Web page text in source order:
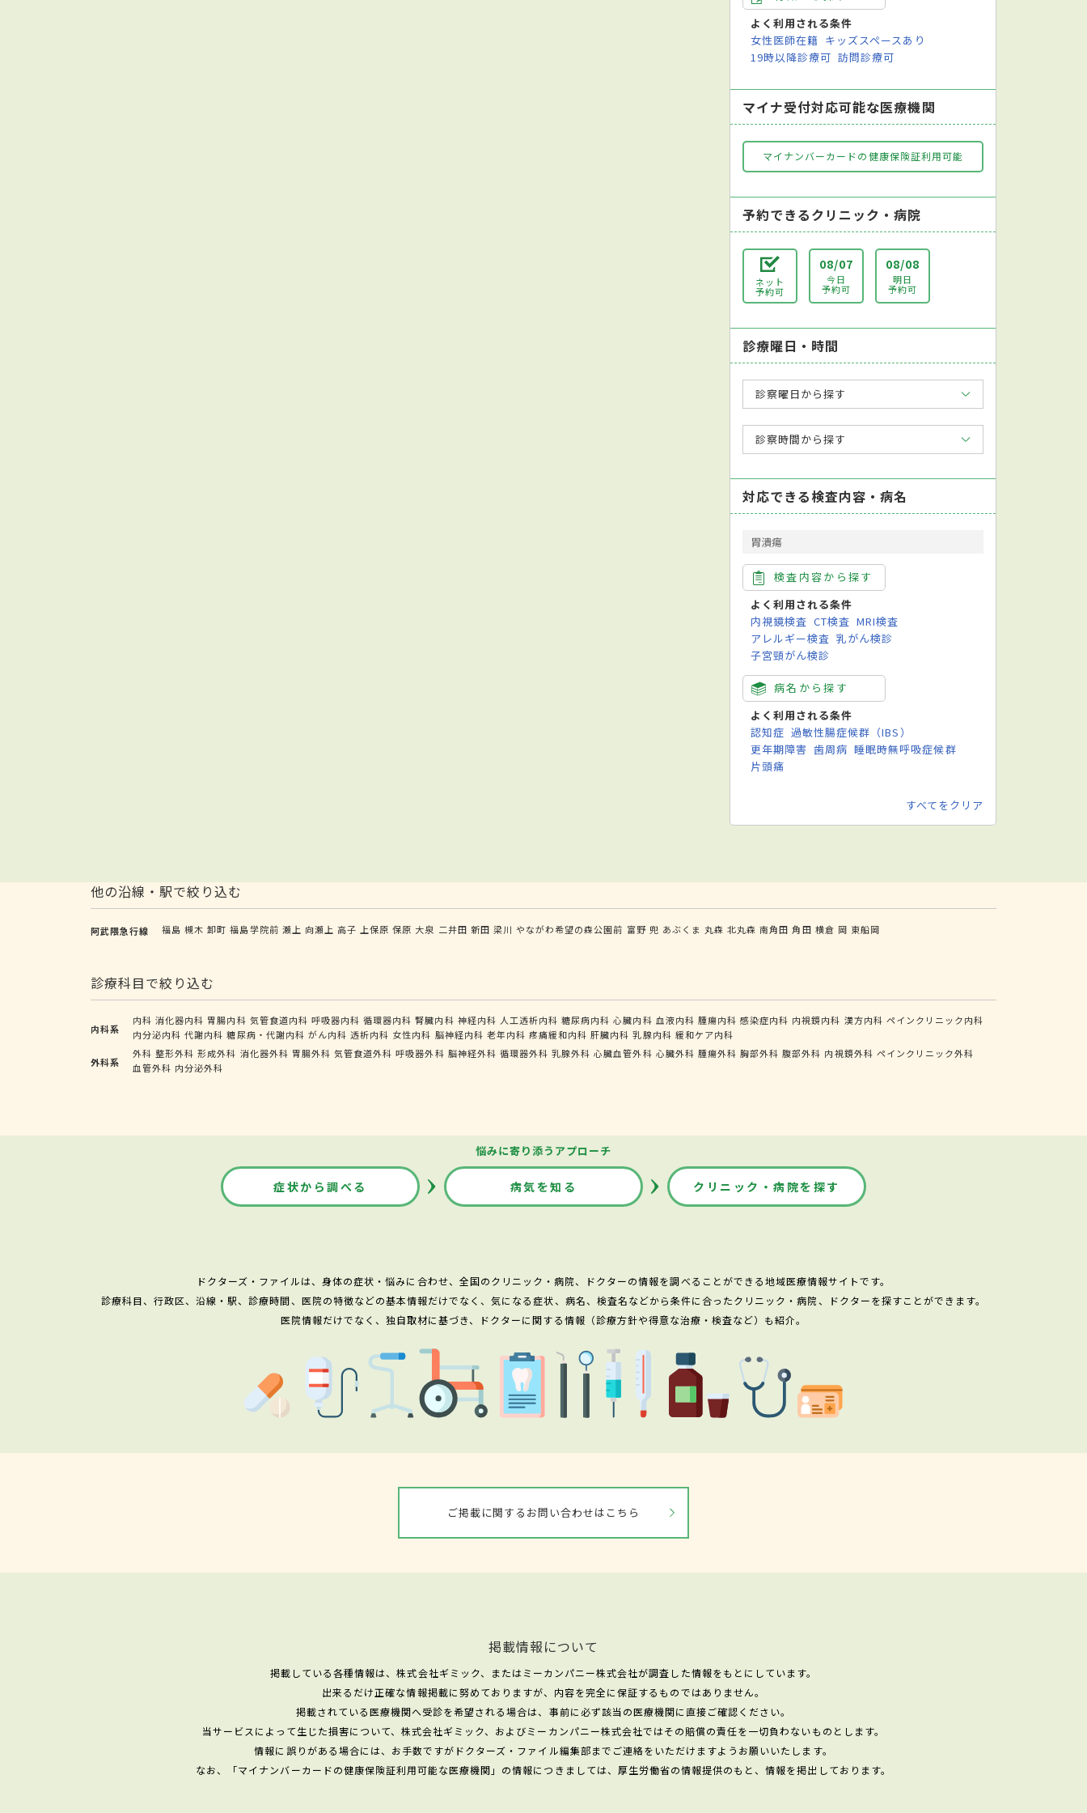
よく利用される条件
女性医師在籍 キッズスペースあり
19時以降診療可 訪問診療可
マイナ受付対応可能な医療機関
マイナンバーカードの健康保険証利用可能
予約できるクリニック・病院
ネット
予約可
08/07
今日
予約可
08/08
明日
予約可
診療曜日・時間
診察曜日から探す
診察時間から探す
対応できる検査内容・病名
胃潰瘍
検査内容から探す
よく利用される条件
内視鏡検査 CT検査 MRI検査
アレルギー検査 乳がん検診
子宮頸がん検診
病名から探す
よく利用される条件
認知症 過敏性腸症候群（IBS）
更年期障害 歯周病 睡眠時無呼吸症候群
片頭痛
すべてをクリア
他の沿線・駅で絞り込む
阿武隈急行線 福島 槻木 卸町 福島学院前 瀬上 向瀬上 高子 上保原 保原 大泉 二井田 新田 梁川 やながわ希望の森公園前 富野 兜 あぶくま 丸森 北丸森 南角田 角田 横倉 岡 東船岡
診療科目で絞り込む
内科系
内科 消化器内科 胃腸内科 気管食道内科 呼吸器内科 循環器内科 腎臓内科 神経内科 人工透析内科 糖尿病内科 心臓内科 血液内科 腫瘍内科 感染症内科 内視鏡内科 漢方内科 ペインクリニック内科
内分泌内科 代謝内科 糖尿病・代謝内科 がん内科 透析内科 女性内科 脳神経内科 老年内科 疼痛緩和内科 肝臓内科 乳腺内科 緩和ケア内科
外科系
外科 整形外科 形成外科 消化器外科 胃腸外科 気管食道外科 呼吸器外科 脳神経外科 循環器外科 乳腺外科 心臓血管外科 心臓外科 腫瘍外科 胸部外科 腹部外科 内視鏡外科 ペインクリニック外科
血管外科 内分泌外科
悩みに寄り添うアプローチ
症状から調べる 病気を知る クリニック・病院を探す
ドクターズ・ファイルは、身体の症状・悩みに合わせ、全国のクリニック・病院、ドクターの情報を調べることができる地域医療情報サイトです。
診療科目、行政区、沿線・駅、診療時間、医院の特徴などの基本情報だけでなく、気になる症状、病名、検査名などから条件に合ったクリニック・病院、ドクターを探すことができます。
医院情報だけでなく、独自取材に基づき、ドクターに関する情報（診療方針や得意な治療・検査など）も紹介。
ご掲載に関するお問い合わせはこちら
掲載情報について
掲載している各種情報は、株式会社ギミック、またはミーカンパニー株式会社が調査した情報をもとにしています。
出来るだけ正確な情報掲載に努めておりますが、内容を完全に保証するものではありません。
掲載されている医療機関へ受診を希望される場合は、事前に必ず該当の医療機関に直接ご確認ください。
当サービスによって生じた損害について、株式会社ギミック、およびミーカンパニー株式会社ではその賠償の責任を一切負わないものとします。
情報に誤りがある場合には、お手数ですがドクターズ・ファイル編集部までご連絡をいただけますようお願いいたします。
なお、「マイナンバーカードの健康保険証利用可能な医療機関」の情報につきましては、厚生労働省の情報提供のもと、情報を掲出しております。